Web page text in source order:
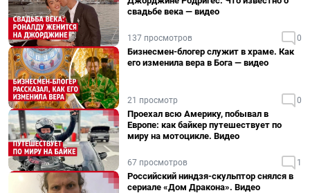
свадьбе века — видео
137 просмотров 0
Бизнесмен-блогер служит в храме. Как
его изменила вера в Бога — видео
21 просмотр 0
Проехал всю Америку, побывал в
Европе: как байкер путешествует по
миру на мотоцикле. Видео
67 просмотров 1
Российский ниндзя-скульптор снялся в
сериале «Дом Дракона». Видео